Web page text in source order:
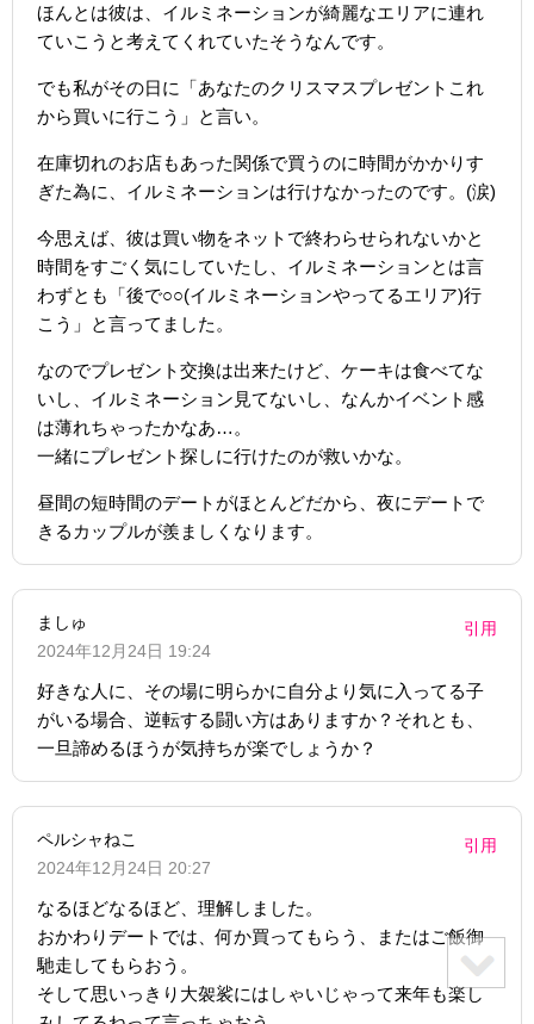
ほんとは彼は、イルミネーションが綺麗なエリアに連れ
ていこうと考えてくれていたそうなんです。
でも私がその日に「あなたのクリスマスプレゼントこれ
から買いに行こう」と言い。
在庫切れのお店もあった関係で買うのに時間がかかりす
ぎた為に、イルミネーションは行けなかったのです。(涙)
今思えば、彼は買い物をネットで終わらせられないかと
時間をすごく気にしていたし、イルミネーションとは言
わずとも「後で○○(イルミネーションやってるエリア)行
こう」と言ってました。
なのでプレゼント交換は出来たけど、ケーキは食べてな
いし、イルミネーション見てないし、なんかイベント感
は薄れちゃったかなあ…。
一緒にプレゼント探しに行けたのが救いかな。
昼間の短時間のデートがほとんどだから、夜にデートで
きるカップルが羨ましくなります。
ましゅ
2024年12月24日 19:24
引用
好きな人に、その場に明らかに自分より気に入ってる子
がいる場合、逆転する闘い方はありますか？それとも、
一旦諦めるほうが気持ちが楽でしょうか？
ペルシャねこ
2024年12月24日 20:27
引用
なるほどなるほど、理解しました。
おかわりデートでは、何か買ってもらう、またはご飯御
馳走してもらおう。
そして思いっきり大袈裟にはしゃいじゃって来年も楽し